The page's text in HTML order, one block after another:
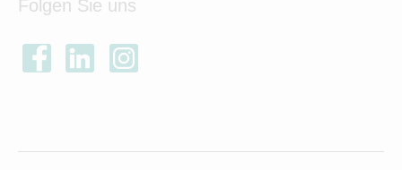
Folgen Sie uns